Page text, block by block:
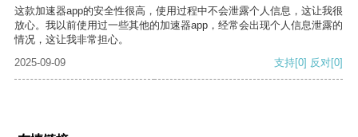
这款加速器app的安全性很高，使用过程中不会泄露个人信息，这让我很
放心。我以前使用过一些其他的加速器app，经常会出现个人信息泄露的
情况，这让我非常担心。
2025-09-09
支持[0] 反对[0]